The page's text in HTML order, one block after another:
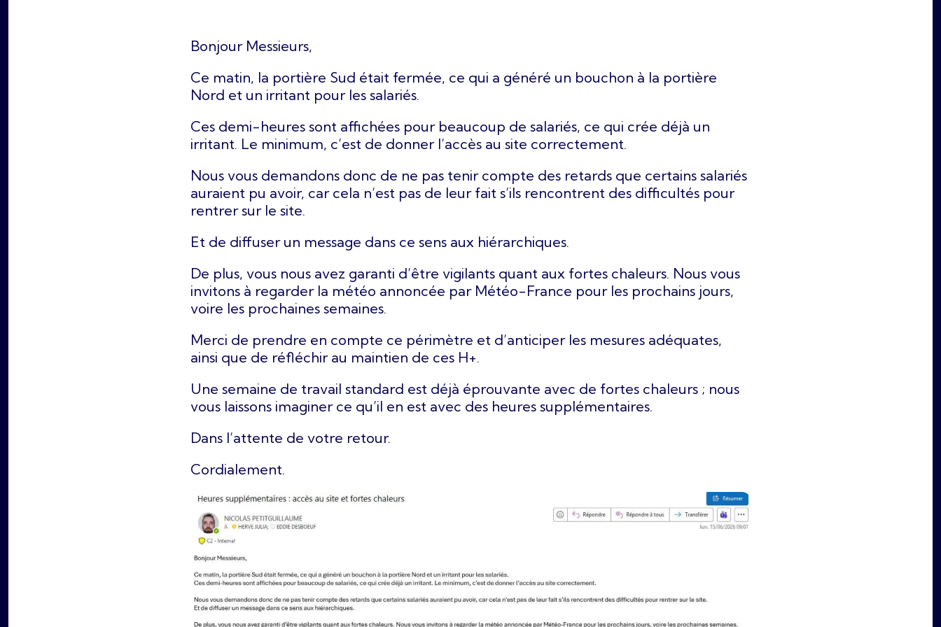
Bonjour Messieurs,
Ce matin, la portière Sud était fermée, ce qui a généré un bouchon à la portière
Nord et un irritant pour les salariés.
Ces demi-heures sont affichées pour beaucoup de salariés, ce qui crée déjà un
irritant. Le minimum, c’est de donner l’accès au site correctement.
Nous vous demandons donc de ne pas tenir compte des retards que certains salariés
auraient pu avoir, car cela n’est pas de leur fait s’ils rencontrent des difficultés pour
rentrer sur le site.
Et de diffuser un message dans ce sens aux hiérarchiques.
De plus, vous nous avez garanti d’être vigilants quant aux fortes chaleurs. Nous vous
invitons à regarder la météo annoncée par Météo-France pour les prochains jours,
voire les prochaines semaines.
Merci de prendre en compte ce périmètre et d’anticiper les mesures adéquates,
ainsi que de réfléchir au maintien de ces H+.
Une semaine de travail standard est déjà éprouvante avec de fortes chaleurs ; nous
vous laissons imaginer ce qu’il en est avec des heures supplémentaires.
Dans l’attente de votre retour.
Cordialement.